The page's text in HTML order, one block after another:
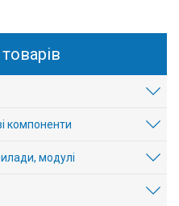
компоненти
модулі